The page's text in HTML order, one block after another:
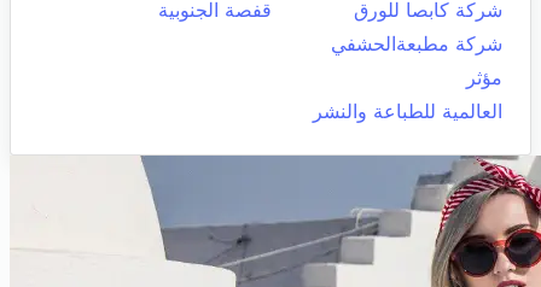
شركة كابصا للورق
قفصة الجنوبية
شركة مطبعةالحشفي
مؤثر
العالمية للطباعة والنشر